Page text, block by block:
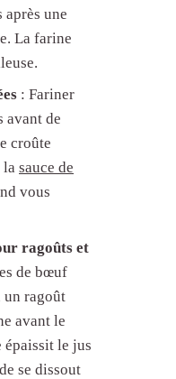
après une
La farine
: Fariner
avant de
croûte
la sauce de
vous
ragoûts et
de bœuf
un ragoût
avant le
épaissit le jus
se dissout